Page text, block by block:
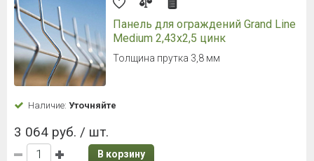
Панель для ограждений Grand Line
Medium 2,43x2,5 цинк
Толщина прутка 3,8 мм
Наличие: Уточняйте
3 064 руб. / шт.
В корзину